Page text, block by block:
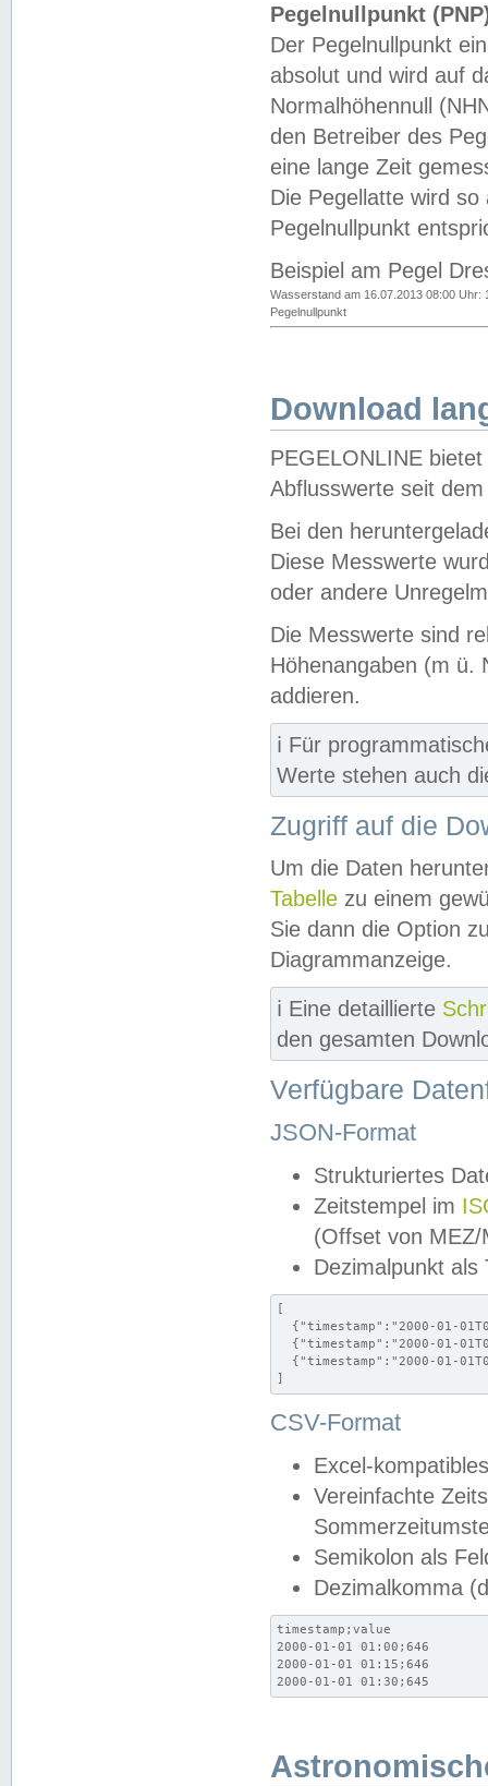
Pegelnullpunkt
Der Pegelnullpunkt
absolut und wird auf
Normalhöhennull
den Betreiber des
eine lange Zeit
Die Pegellatte wird
Pegelnullpunkt
Beispiel am Pegel
Wasserstand am 16.07.2013 08:00 Uhr:
Pegelnullpunkt
Download
PEGELONLINE
Abflusswerte seit
Bei den
Diese Messwerte
oder andere
Die Messwerte sind
Höhenangaben (m ü.
addieren.
ℹ️ Für
Werte stehen auch
Zugriff auf die
Um die Daten
Tabelle zu einem
Sie dann die Option
Diagrammanzeige.
ℹ️ Eine detaillierte
den gesamten
Verfügbare
JSON-Format
Strukturiertes
Zeitstempel im
(Offset von MEZ/
Dezimalpunkt als
[
{"timestamp":"2000-01-
{"timestamp":"2000-01-
{"timestamp":"2000-01-
]
CSV-Format
Excel-
Vereinfachte
Semikolon als
Dezimalkomma
timestamp;value
2000-01-01 01:00;646
2000-01-01 01:15;646
2000-01-01 01:30;645